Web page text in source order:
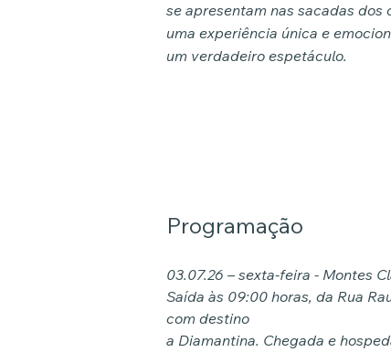
se apresentam nas sacadas
uma experiência única e
um verdadeiro espetáculo.
Programação
03.07.26 – sexta-feira - Montes
Saída às 09:00 horas, da Rua
com destino
a Diamantina. Chegada e